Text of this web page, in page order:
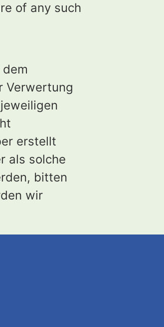
of any such
Verwertung
erstellt
als solche
bitten
wir